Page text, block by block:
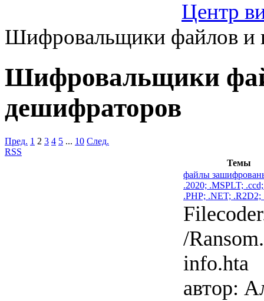
Центр
Шифровальщики файлов и
Шифровальщики
дешифраторов
Пред. 1 2 3 4 5 ... 10 След.
RSS
Темы
файлы
.2020; .MSPLT;
.PHP; .NET;
/
info.hta
автор: